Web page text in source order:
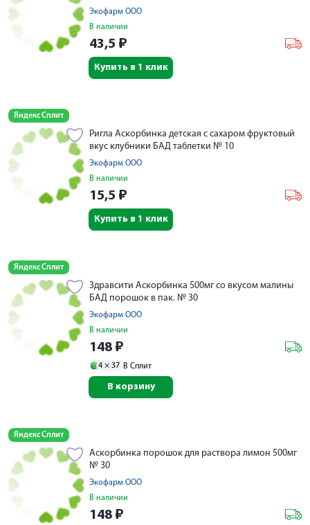
Экофарм ООО
В наличии
43,5 ₽
Купить в 1 клик
Яндекс Сплит
Ригла Аскорбинка детская с сахаром фруктовый
вкус клубники БАД таблетки № 10
Экофарм ООО
В наличии
15,5 ₽
Купить в 1 клик
Яндекс Сплит
Здравсити Аскорбинка 500мг со вкусом малины
БАД порошок в пак. № 30
Экофарм ООО
В наличии
148 ₽
4 × 37 В Сплит
В корзину
Яндекс Сплит
Аскорбинка порошок для раствора лимон 500мг
№ 30
Экофарм ООО
В наличии
148 ₽